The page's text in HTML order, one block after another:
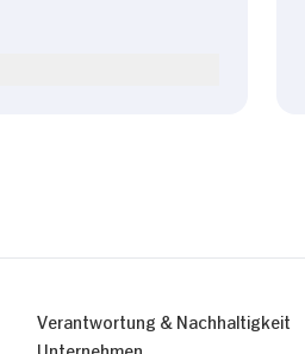
Verantwortung & Nachhaltigkeit
Unternehmen